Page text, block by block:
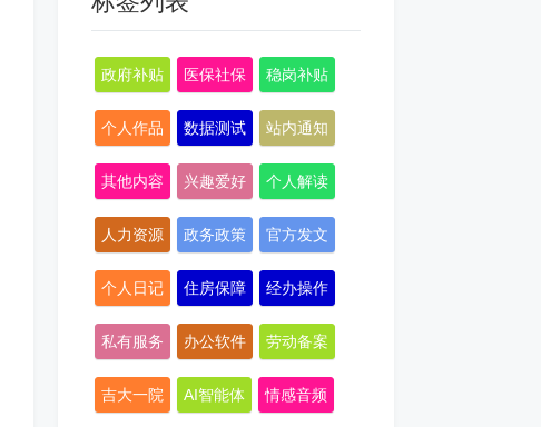
政府补贴 医保社保 稳岗补贴
个人作品 数据测试 站内通知
其他内容 兴趣爱好 个人解读
人力资源 政务政策 官方发文
个人日记 住房保障 经办操作
私有服务 办公软件 劳动备案
吉大一院 AI智能体 情感音频